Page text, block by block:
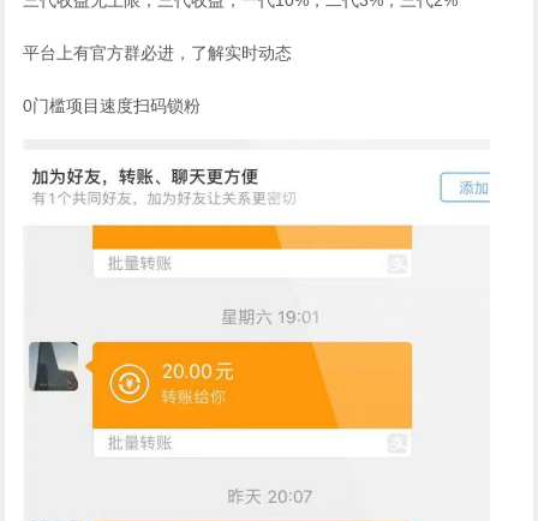
平台上有官方群必进，了解实时动态
0门槛项目速度扫码锁粉